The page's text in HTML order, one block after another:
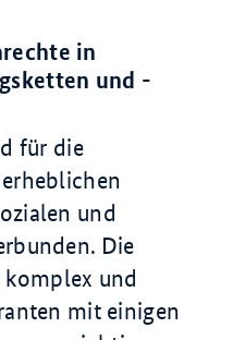
in
und -
für die
und
Die
und
mit einigen